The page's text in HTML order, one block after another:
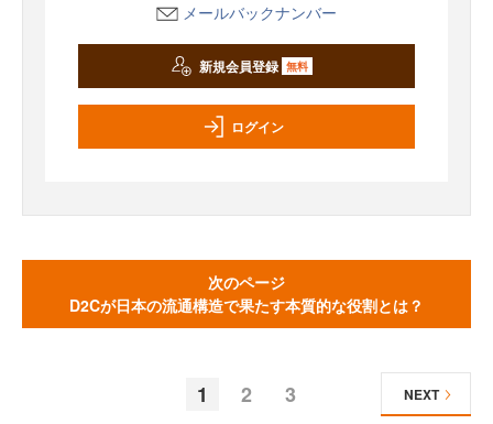
メールバックナンバー
新規会員登録 無料
ログイン
次のページ
D2Cが日本の流通構造で果たす本質的な役割とは？
1 2 3 NEXT